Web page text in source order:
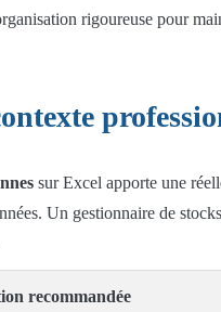
rigoureuse pour
sur Excel apporte une
Un gestionnaire de
recommandée